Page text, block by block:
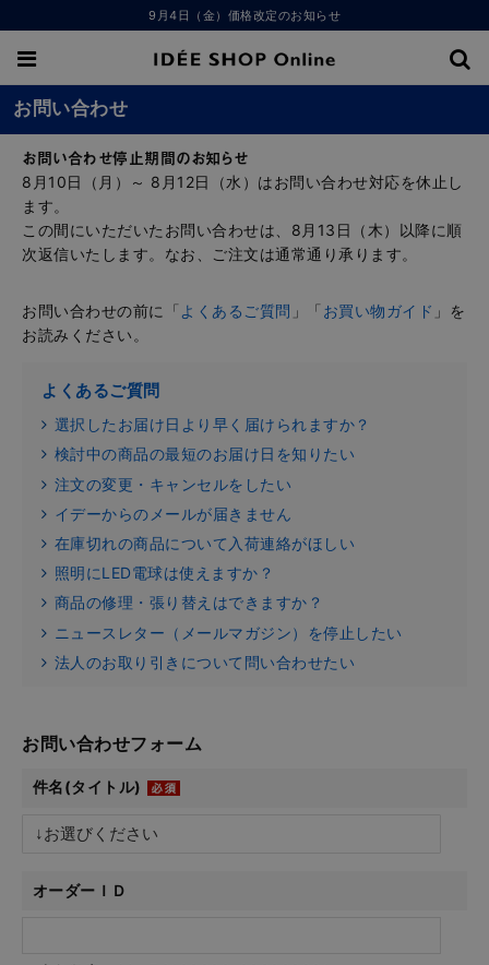
9月4日（金）価格改定のお知らせ
お問い合わせ
お問い合わせ停止期間のお知らせ
8月10日（月）～ 8月12日（水）はお問い合わせ対応を休止し
ます。
この間にいただいたお問い合わせは、8月13日（木）以降に順
次返信いたします。なお、ご注文は通常通り承ります。
お問い合わせの前に「よくあるご質問 」「お買い物ガイド 」を
お読みください。
よくあるご質問
選択したお届け日より早く届けられますか？
検討中の商品の最短のお届け日を知りたい
注文の変更・キャンセルをしたい
イデーからのメールが届きません
在庫切れの商品について入荷連絡がほしい
照明にLED電球は使えますか？
商品の修理・張り替えはできますか？
ニュースレター（メールマガジン）を停止したい
法人のお取り引きについて問い合わせたい
お問い合わせフォーム
件名(タイトル)
オーダーＩＤ